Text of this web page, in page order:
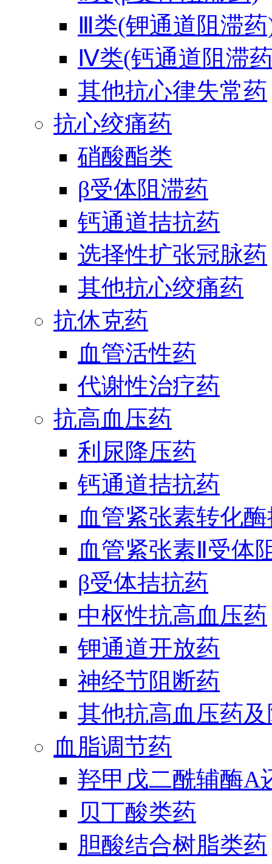
Ⅲ类(钾通道阻滞
Ⅳ类(钙通道阻滞
其他抗心律失常药
抗心绞痛药
硝酸酯类
β受体阻滞药
钙通道拮抗药
选择性扩张冠脉药
其他抗心绞痛药
抗休克药
血管活性药
代谢性治疗药
抗高血压药
利尿降压药
钙通道拮抗药
血管紧张素转化
血管紧张素Ⅱ受体
β受体拮抗药
中枢性抗高血压药
钾通道开放药
神经节阻断药
其他抗高血压药
血脂调节药
羟甲戊二酰辅酶A
贝丁酸类药
胆酸结合树脂类药